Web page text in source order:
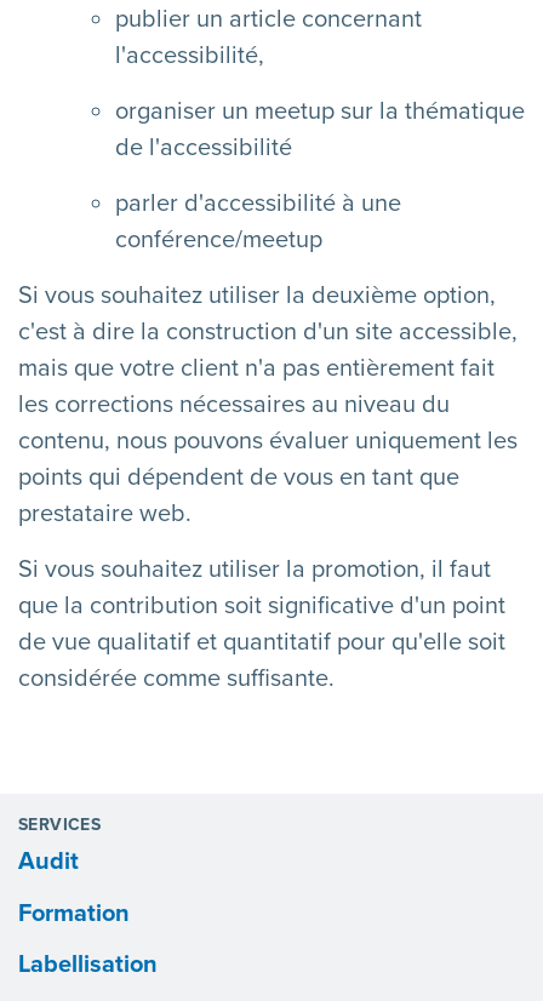
publier un article concernant
l'accessibilité,
organiser un meetup sur la thématique
de l'accessibilité
parler d'accessibilité à une
conférence/meetup
Si vous souhaitez utiliser la deuxième option,
c'est à dire la construction d'un site accessible,
mais que votre client n'a pas entièrement fait
les corrections nécessaires au niveau du
contenu, nous pouvons évaluer uniquement les
points qui dépendent de vous en tant que
prestataire web.
Si vous souhaitez utiliser la promotion, il faut
que la contribution soit significative d'un point
de vue qualitatif et quantitatif pour qu'elle soit
considérée comme suffisante.
SERVICES
Audit
Formation
Labellisation